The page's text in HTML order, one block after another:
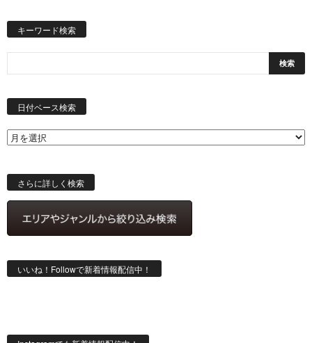
キーワード検索
日付ベース検索
索
さらに詳しく検索
いいね！Followで新着情報配信中！